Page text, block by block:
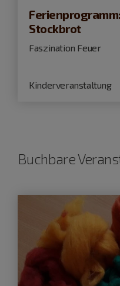
Stockbrot
Faszination Feuer
Kinderveranstaltung
Buchbare